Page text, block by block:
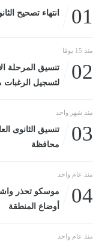
01 انتهاء تصحيح
منذ 15 يومًا
02
لتسجيل الرغبات
منذ شهر واحد
03
محافظة
منذ عام واحد
04
موسكو تحذر
أوضاع المنطقة
منذ عام واحد